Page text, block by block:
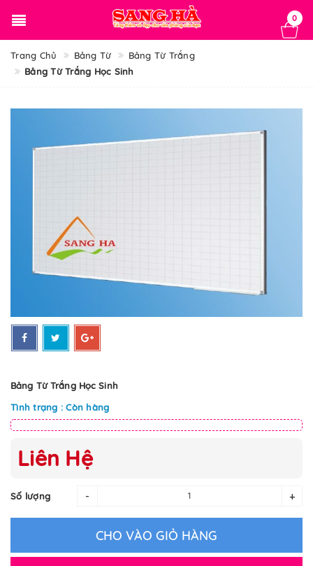
0
Trang Chủ Bảng Từ
Bảng Từ Trắng
Bảng Từ Trắng Học Sinh
Bảng Từ Trắng Học Sinh
Tình trạng : Còn hàng
Liên Hệ
Số lượng - +
CHO VÀO GIỎ HÀNG